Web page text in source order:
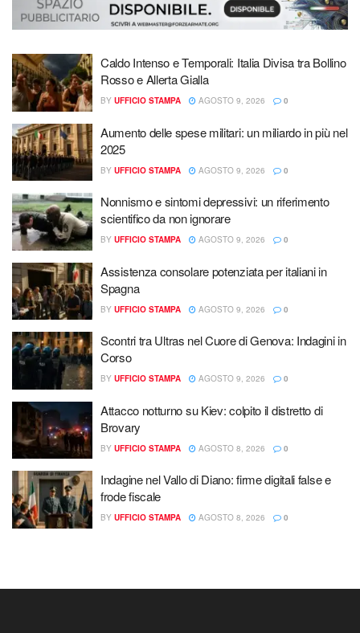
Caldo Intenso e Temporali: Italia Divisa tra Bollino
Rosso e Allerta Gialla
BY UFFICIO STAMPA AGOSTO 9, 2026 0
Aumento delle spese militari: un miliardo in più nel
2025
BY UFFICIO STAMPA AGOSTO 9, 2026 0
Nonnismo e sintomi depressivi: un riferimento
scientifico da non ignorare
BY UFFICIO STAMPA AGOSTO 9, 2026 0
Assistenza consolare potenziata per italiani in
Spagna
BY UFFICIO STAMPA AGOSTO 9, 2026 0
Scontri tra Ultras nel Cuore di Genova: Indagini in
Corso
BY UFFICIO STAMPA AGOSTO 9, 2026 0
Attacco notturno su Kiev: colpito il distretto di
Brovary
BY UFFICIO STAMPA AGOSTO 8, 2026 0
Indagine nel Vallo di Diano: firme digitali false e
frode fiscale
BY UFFICIO STAMPA AGOSTO 8, 2026 0